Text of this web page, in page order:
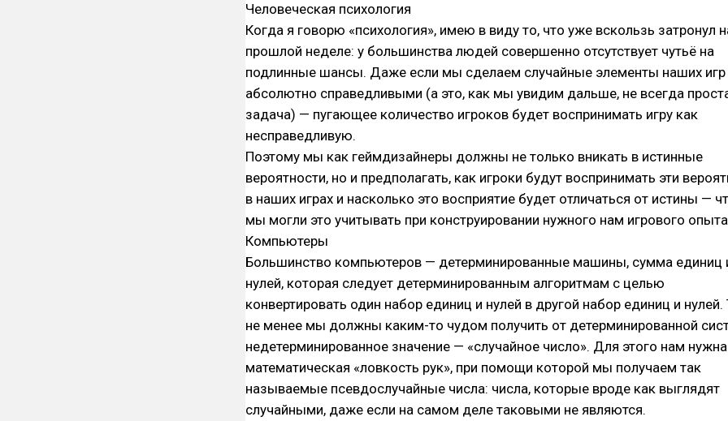
Человеческая психология
Когда я говорю «психология», имею в виду то, что уже вскользь затронул
прошлой неделе: у большинства людей совершенно отсутствует чутьё на
подлинные шансы. Даже если мы сделаем случайные элементы наших игр
абсолютно справедливыми (а это, как мы увидим дальше, не всегда
задача) — пугающее количество игроков будет воспринимать игру как
несправедливую.
Поэтому мы как геймдизайнеры должны не только вникать в истинные
вероятности, но и предполагать, как игроки будут воспринимать эти
в наших играх и насколько это восприятие будет отличаться от истины —
мы могли это учитывать при конструировании нужного нам игрового
Компьютеры
Большинство компьютеров — детерминированные машины, сумма единиц
нулей, которая следует детерминированным алгоритмам с целью
конвертировать один набор единиц и нулей в другой набор единиц и нулей.
не менее мы должны каким-то чудом получить от детерминированной
недетерминированное значение — «случайное число». Для этого нам нужна
математическая «ловкость рук», при помощи которой мы получаем так
называемые псевдослучайные числа: числа, которые вроде как выглядят
случайными, даже если на самом деле таковыми не являются.